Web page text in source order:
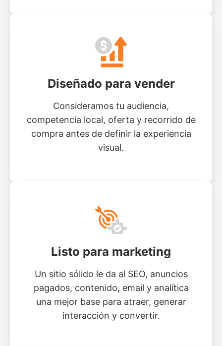
Diseñado para vender
Consideramos tu audiencia,
competencia local, oferta y recorrido de
compra antes de definir la experiencia
visual.
Listo para marketing
Un sitio sólido le da al SEO, anuncios
pagados, contenido, email y analítica
una mejor base para atraer, generar
interacción y convertir.